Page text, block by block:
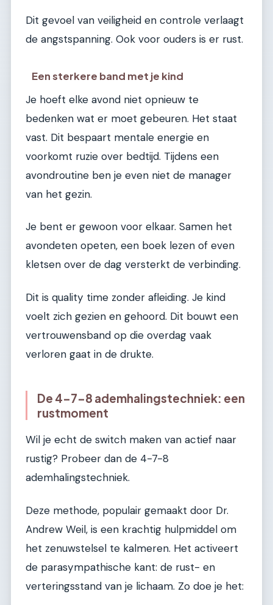
Dit gevoel van veiligheid en controle verlaagt
de angstspanning. Ook voor ouders is er rust.
Een sterkere band met je kind
Je hoeft elke avond niet opnieuw te
bedenken wat er moet gebeuren. Het staat
vast. Dit bespaart mentale energie en
voorkomt ruzie over bedtijd. Tijdens een
avondroutine ben je even niet de manager
van het gezin.
Je bent er gewoon voor elkaar. Samen het
avondeten opeten, een boek lezen of even
kletsen over de dag versterkt de verbinding.
Dit is quality time zonder afleiding. Je kind
voelt zich gezien en gehoord. Dit bouwt een
vertrouwensband op die overdag vaak
verloren gaat in de drukte.
De 4-7-8 ademhalingstechniek: een
rustmoment
Wil je echt de switch maken van actief naar
rustig? Probeer dan de 4-7-8
ademhalingstechniek.
Deze methode, populair gemaakt door Dr.
Andrew Weil, is een krachtig hulpmiddel om
het zenuwstelsel te kalmeren. Het activeert
de parasympathische kant: de rust- en
verteringsstand van je lichaam. Zo doe je het: